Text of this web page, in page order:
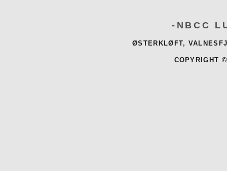
-NBCC
ØSTERKLØFT,
COPYRIGHT